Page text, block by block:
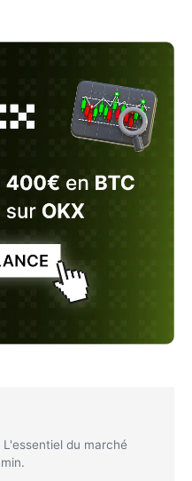
du marché